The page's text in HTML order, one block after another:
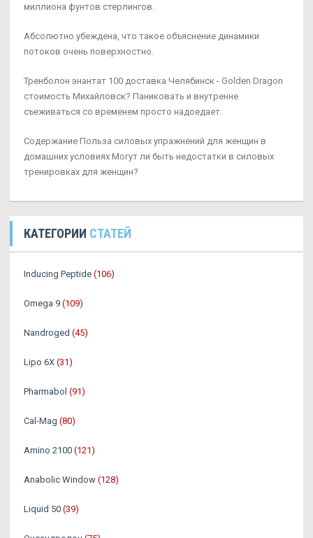
миллиона фунтов стерлингов.
Абсолютно убеждена, что такое объяснение динамики
потоков очень поверхностно.
Тренболон энантат 100 доставка Челябинск - Golden Dragon
стоимость Михайловск? Паниковать и внутренне
съеживаться со временем просто надоедает.
Содержание Польза силовых упражнений для женщин в
домашних условиях Могут ли быть недостатки в силовых
тренировках для женщин?
КАТЕГОРИИ СТАТЕЙ
Inducing Peptide (106)
Omega 9 (109)
Nandroged (45)
Lipo 6X (31)
Pharmabol (91)
Cal-Mag (80)
Amino 2100 (121)
Anabolic Window (128)
Liquid 50 (39)